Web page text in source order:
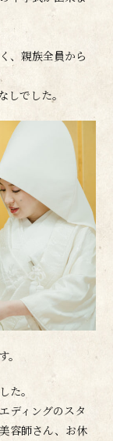
、親族全員から
でした。
た。
ディングのスタ
容師さん、お休